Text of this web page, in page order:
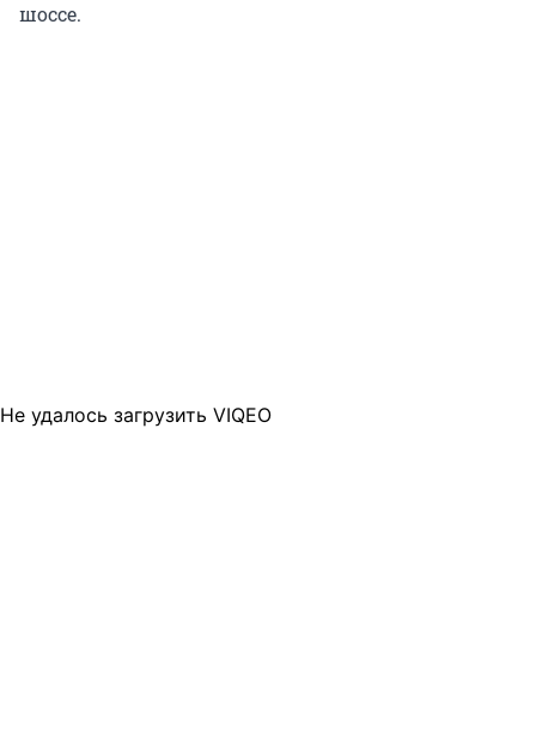
шоссе.
Не удалось загрузить VIQEO